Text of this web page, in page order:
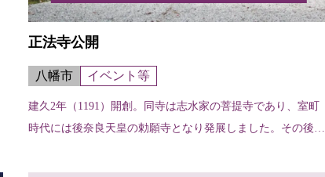
正法寺公開
八幡市 イベント等
建久2年（1191）開創。同寺は志水家の菩提寺であり、室町
時代には後奈良天皇の勅願寺となり発展しました。その後、